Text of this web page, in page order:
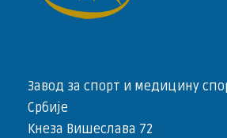
Завод за спорт и медицину
Србије
Кнеза Вишеслава 72